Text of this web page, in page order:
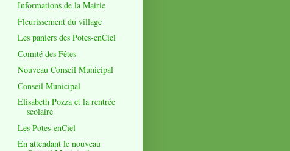
Informations de la Mairie
Fleurissement du village
Les paniers des Potes-enCiel
Comité des Fêtes
Nouveau Conseil Municipal
Conseil Municipal
Elisabeth Pozza et la rentrée
scolaire
Les Potes-enCiel
En attendant le nouveau